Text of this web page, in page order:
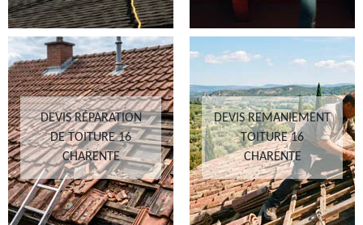
DEVIS RÉPARATION
DE TOITURE 16
CHARENTE
DEVIS REMANIEMENT
TOITURE 16
CHARENTE